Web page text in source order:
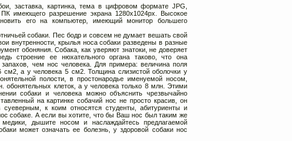
заставка, картинка, тема в цифровом формате JPG,
имеющего разрешение экрана 1280х1024px. Высокое
его на компьютер, имеющий монитор большего
собаки. Пес бодр и совсем не думает вешать свой
внутренности, крылья носа собаки разведены в разные
обоняния. Собака, как уверяют знатоки, не доверяет
строение ее нюхательного органа таково, что она
чем нос человека. Для примера: величина поля
см2, а у человека 5 см2. Толщина слизистой оболочки у
полости, в простонародье именуемой носом,
обонятельных клеток, а у человека только 8 млн. Этими
собаки и человека можно объяснить чрезвычайно
на картинке собачий нос не просто красив, он
к коим относятся студенты, абитуриенты и
собаке. А если вы хотите, что бы Ваш нос был таким же
дышите носом и наслаждайтесь предлагаемой
может означать ее болезнь, у здоровой собаки нос